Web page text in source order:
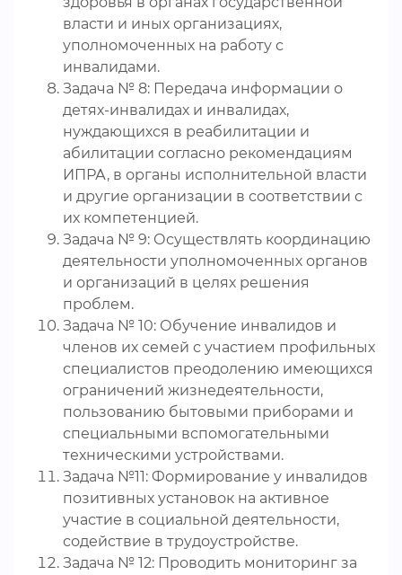
власти и иных организациях,
уполномоченных на работу с
инвалидами.
Задача № 8: Передача информации о
детях-инвалидах и инвалидах,
нуждающихся в реабилитации и
абилитации согласно рекомендациям
ИПРА, в органы исполнительной власти
и другие организации в соответствии с
их компетенцией.
Задача № 9: Осуществлять координацию
деятельности уполномоченных органов
и организаций в целях решения
проблем.
Задача № 10: Обучение инвалидов и
членов их семей с участием профильных
специалистов преодолению имеющихся
ограничений жизнедеятельности,
пользованию бытовыми приборами и
специальными вспомогательными
техническими устройствами.
Задача №11: Формирование у инвалидов
позитивных установок на активное
участие в социальной деятельности,
содействие в трудоустройстве.
Задача № 12: Проводить мониторинг за